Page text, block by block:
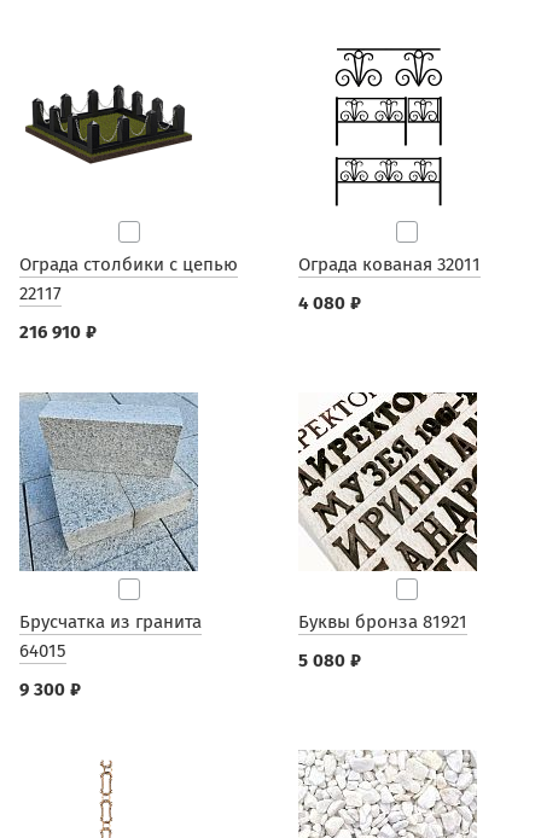
Ограда столбики с цепью
22117
216 910 ₽
Ограда кованая 32011
4 080 ₽
Брусчатка из гранита
64015
9 300 ₽
Буквы бронза 81921
5 080 ₽